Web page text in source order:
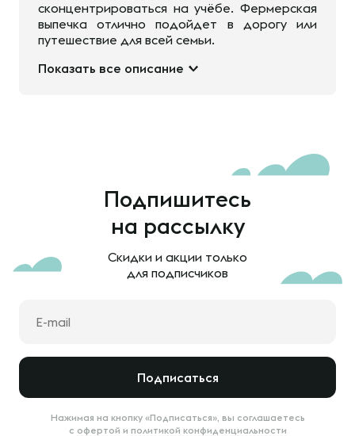
сконцентрироваться на учёбе. Фермерская
выпечка отлично подойдет в дорогу или
путешествие для всей семьи.
Показать все описание
Подпишитесь
на рассылку
Скидки и акции только
для подписчиков
Подписаться
Нажимая на кнопку «Подписаться», вы соглашаетесь
с офертой и политикой конфиденциальности